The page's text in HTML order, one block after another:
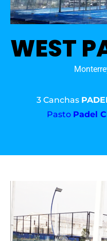
WEST
3 Canchas
Pasto Padel